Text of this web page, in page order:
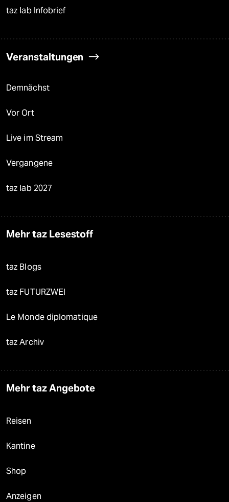
taz lab Infobrief
Veranstaltungen
Demnächst
Vor Ort
Live im Stream
Vergangene
taz lab 2027
Mehr taz Lesestoff
taz Blogs
taz FUTURZWEI
Le Monde diplomatique
taz Archiv
Mehr taz Angebote
Reisen
Kantine
Shop
Anzeigen